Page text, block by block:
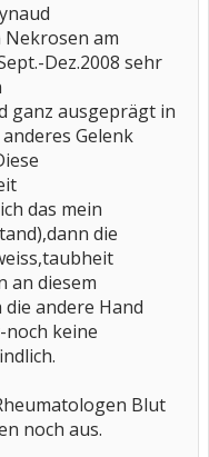
am
Dez.2008 sehr
ganz ausgeprägt in
Gelenk
das mein
die
an diesem
andere Hand
keine
Blut
noch aus.